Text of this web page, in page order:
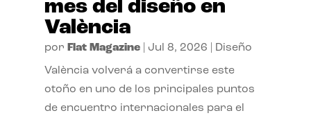
mes del diseño en
València
por Flat Magazine| Jul 8, 2026 Diseño
València volverá a convertirse este
otoño en uno de los principales puntos
de encuentro internacionales para el